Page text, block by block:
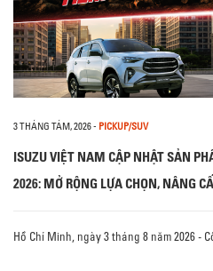
3 THÁNG TÁM, 2026- PICKUP/SUV
ISUZU VIỆT NAM CẬP NHẬT SẢN
2026: MỞ RỘNG LỰA CHỌN, NÂNG
Hồ Chí Minh, ngày 3 tháng 8 năm 2026 -